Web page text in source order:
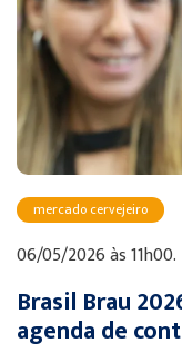
mercado cervejeiro
06/05/2026 às 11h00.
Brasil Brau
agenda de